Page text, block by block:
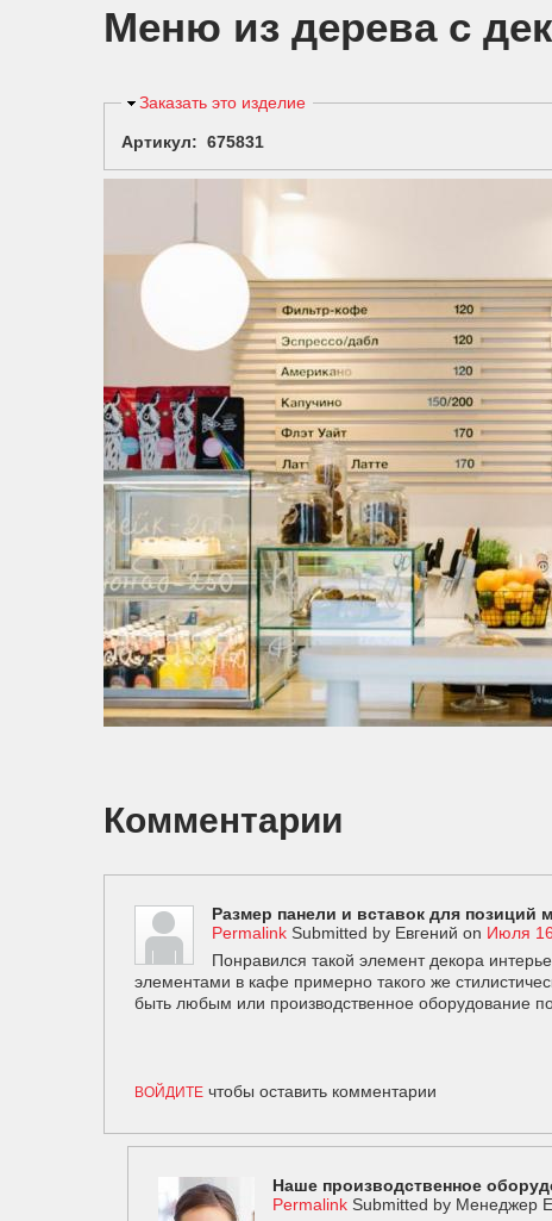
Меню из дерева с
Скрыть
Заказать это изделие
Артикул: 675831
Комментарии
Размер панели и вставок для
Permalink Submitted by Евгений on Июля
Понравился такой элемент декора
элементами в кафе примерно такого же
быть любым или производственное оборудование
ВОЙДИТЕ чтобы оставить комментарии
Наше производственное
Permalink Submitted by Менеджер